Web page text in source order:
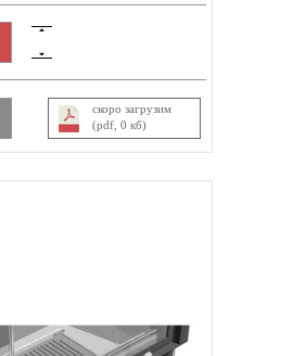
скоро загрузим
(pdf, 0 кб)